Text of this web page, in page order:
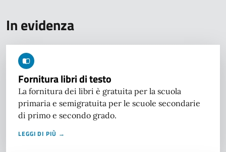
In evidenza
Fornitura libri di testo
La fornitura dei libri è gratuita per la scuola
primaria e semigratuita per le scuole secondarie
di primo e secondo grado.
LEGGI DI PIÙ →